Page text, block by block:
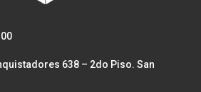
638 – 2do Piso. San